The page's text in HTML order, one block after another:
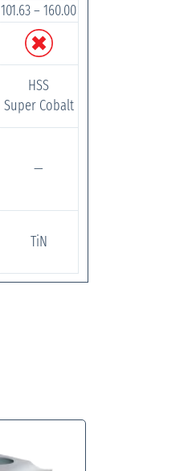
101.63 – 160.00
HSS
Super Cobalt
—
TiN